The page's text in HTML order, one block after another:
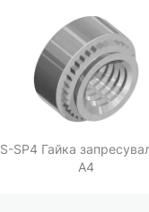
S-SP4 Гайка
A4